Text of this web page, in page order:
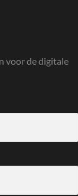
voor de digitale